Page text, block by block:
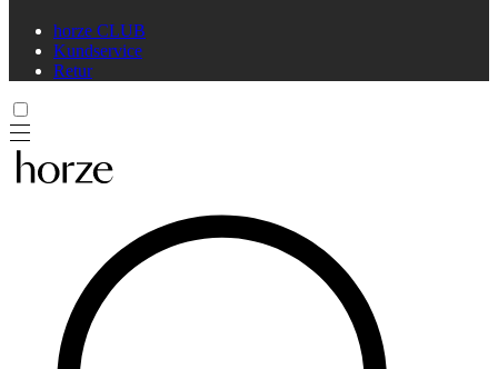
horze CLUB
Kundservice
Retur